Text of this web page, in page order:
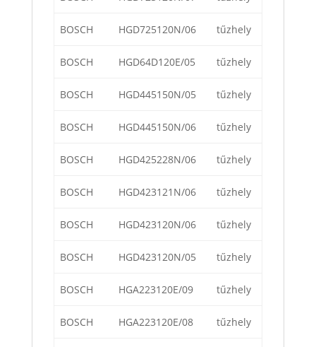
BOSCH HGD725120N/06 tűzhely
BOSCH HGD64D120E/05 tűzhely
BOSCH HGD445150N/05 tűzhely
BOSCH HGD445150N/06 tűzhely
BOSCH HGD425228N/06 tűzhely
BOSCH HGD423121N/06 tűzhely
BOSCH HGD423120N/06 tűzhely
BOSCH HGD423120N/05 tűzhely
BOSCH HGA223120E/09 tűzhely
BOSCH HGA223120E/08 tűzhely